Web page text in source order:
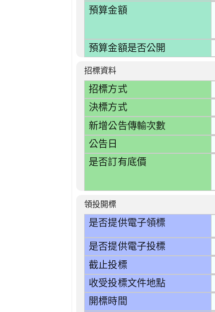
預算金額
預算金額是否公開
招標資料
招標方式
決標方式
新增公告傳輸次數
公告日
是否訂有底價
領投開標
是否提供電子領標
是否提供電子投標
截止投標
收受投標文件地點
開標時間